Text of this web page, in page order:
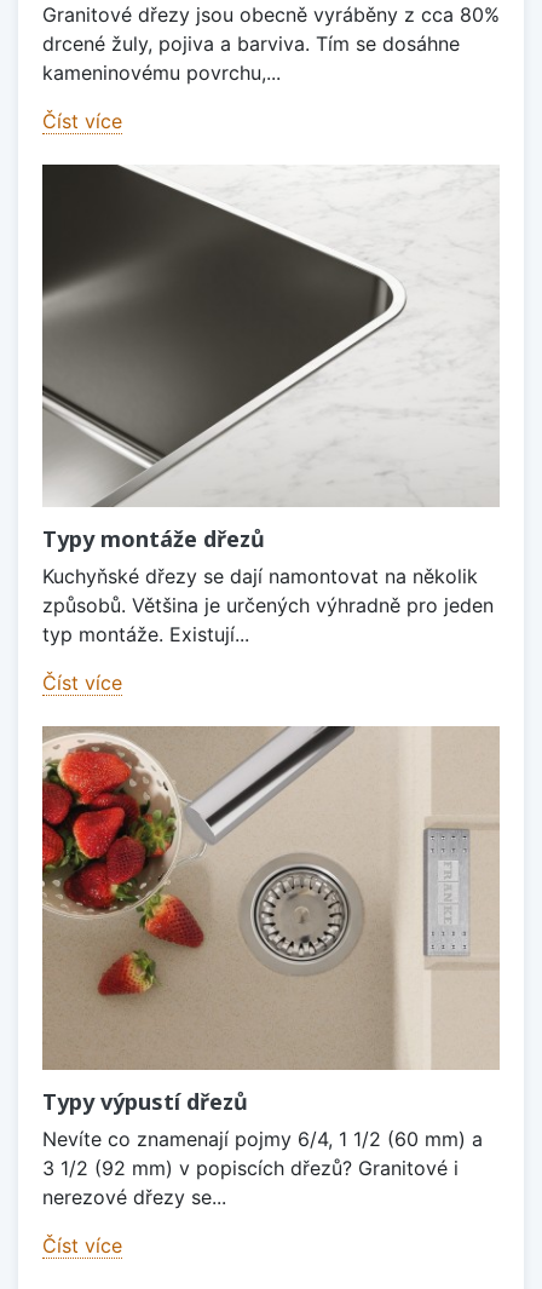
Granitové dřezy jsou obecně vyráběny z cca 80%
drcené žuly, pojiva a barviva. Tím se dosáhne
kameninovému povrchu,...
Číst více
Typy montáže dřezů
Kuchyňské dřezy se dají namontovat na několik
způsobů. Většina je určených výhradně pro jeden
typ montáže. Existují...
Číst více
Typy výpustí dřezů
Nevíte co znamenají pojmy 6/4, 1 1/2 (60 mm) a
3 1/2 (92 mm) v popiscích dřezů? Granitové i
nerezové dřezy se...
Číst více